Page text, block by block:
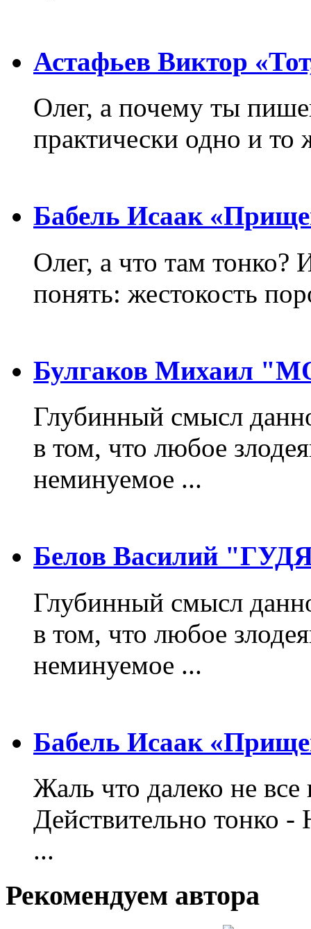
Астафьев Виктор
Олег, а почему ты
практически одно и то
Бабель Исаак
Олег, а что там тонко?
понять: жестокость
Булгаков Михаил
Глубинный смысл
в том, что любое
неминуемое ...
Белов Василий
Глубинный смысл
в том, что любое
неминуемое ...
Бабель Исаак
Жаль что далеко не
Действительно тонко
...
Рекомендуем автора